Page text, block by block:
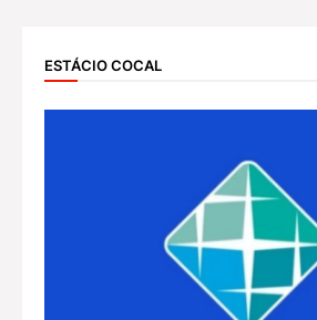
ESTÁCIO COCAL